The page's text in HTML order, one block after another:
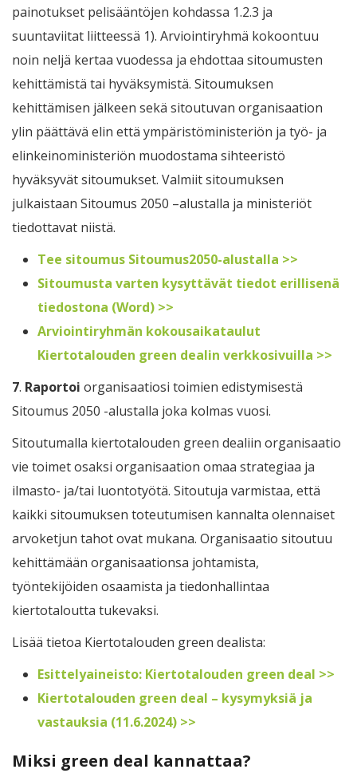
painotukset pelisääntöjen kohdassa 1.2.3 ja
suuntaviitat liitteessä 1). Arviointiryhmä kokoontuu
noin neljä kertaa vuodessa ja ehdottaa sitoumusten
kehittämistä tai hyväksymistä. Sitoumuksen
kehittämisen jälkeen sekä sitoutuvan organisaation
ylin päättävä elin että ympäristöministeriön ja työ- ja
elinkeinoministeriön muodostama sihteeristö
hyväksyvät sitoumukset. Valmiit sitoumuksen
julkaistaan Sitoumus 2050 –alustalla ja ministeriöt
tiedottavat niistä.
Tee sitoumus Sitoumus2050-alustalla >>
Sitoumusta varten kysyttävät tiedot erillisenä
tiedostona (Word) >>
Arviointiryhmän kokousaikataulut
Kiertotalouden green dealin verkkosivuilla >>
7. Raportoi organisaatiosi toimien edistymisestä
Sitoumus 2050 -alustalla joka kolmas vuosi.
Sitoutumalla kiertotalouden green dealiin organisaatio
vie toimet osaksi organisaation omaa strategiaa ja
ilmasto- ja/tai luontotyötä. Sitoutuja varmistaa, että
kaikki sitoumuksen toteutumisen kannalta olennaiset
arvoketjun tahot ovat mukana. Organisaatio sitoutuu
kehittämään organisaationsa johtamista,
työntekijöiden osaamista ja tiedonhallintaa
kiertotaloutta tukevaksi.
Lisää tietoa Kiertotalouden green dealista:
Esittelyaineisto: Kiertotalouden green deal >>
Kiertotalouden green deal – kysymyksiä ja
vastauksia (11.6.2024) >>
Miksi green deal kannattaa?